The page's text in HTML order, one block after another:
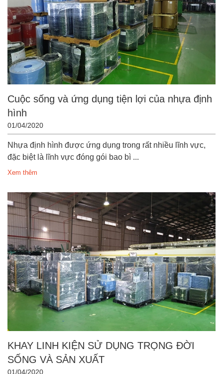
Cuộc sống và ứng dụng tiện lợi của nhựa định
hình
01/04/2020
Nhựa định hình được ứng dụng trong rất nhiều lĩnh vực,
đặc biệt là lĩnh vực đóng gói bao bì ...
Xem thêm
KHAY LINH KIỆN SỬ DỤNG TRỌNG ĐỜI
SỐNG VÀ SẢN XUẤT
01/04/2020